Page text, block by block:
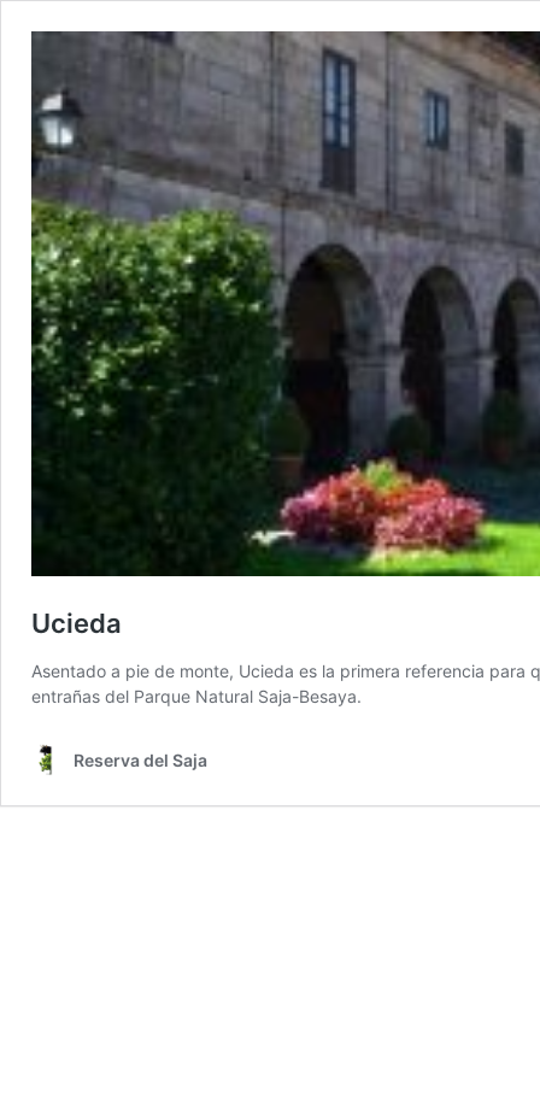
Ucieda
Asentado a pie de monte, Ucieda es la primera referencia
entrañas del Parque Natural Saja-Besaya.
Reserva del Saja